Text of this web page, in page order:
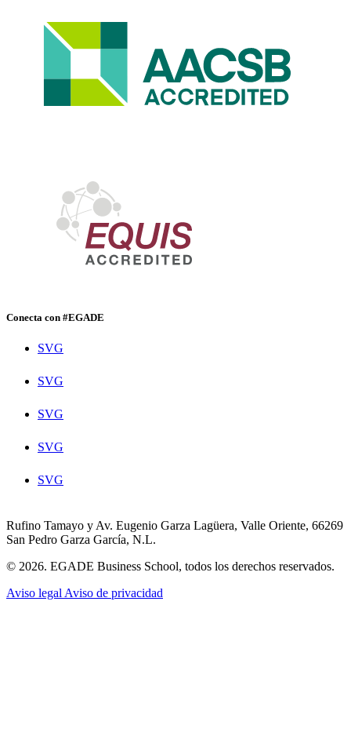
Conecta con #EGADE
SVG
SVG
SVG
SVG
SVG
Rufino Tamayo y Av. Eugenio Garza Lagüera, Valle Oriente, 66269
San Pedro Garza García, N.L.
© 2026. EGADE Business School, todos los derechos reservados.
Aviso legal Aviso de privacidad